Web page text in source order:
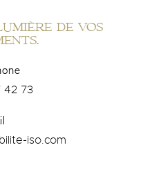
de vos
42 73
iso.com